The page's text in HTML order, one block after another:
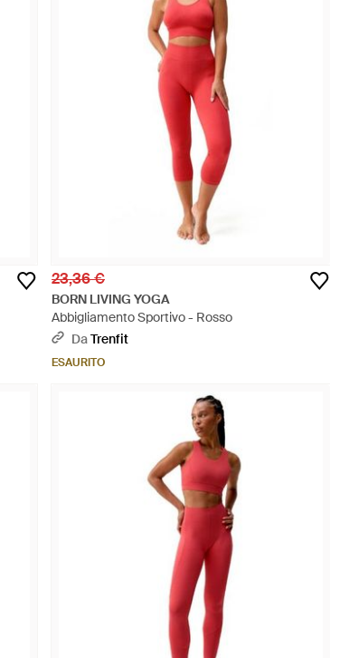
23,36 €
BORN LIVING YOGA
Abbigliamento Sportivo - Rosso
DaTrenfit
ESAURITO